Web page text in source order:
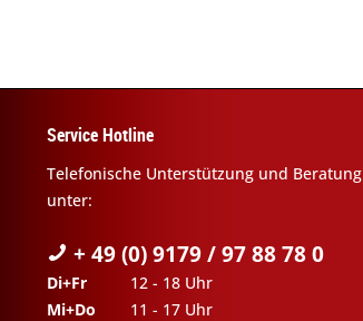
Service Hotline
Telefonische Unterstützung und Beratung
unter:
+ 49 (0) 9179 / 97 88 78 0
Di+Fr
12 - 18 Uhr
Mi+Do
11 - 17 Uhr